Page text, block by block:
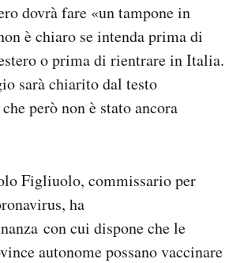
dovrà fare «un tampone in
è chiaro se intenda prima di
o prima di rientrare in Italia.
sarà chiarito dal testo
però non è stato ancora
Figliuolo, commissario per
ha
con cui dispone che le
autonome possano vaccinare